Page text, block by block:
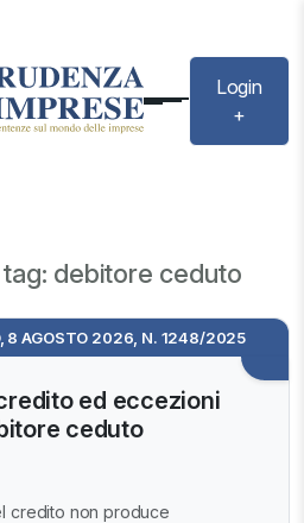
Login
+
debitore ceduto
8 AGOSTO 2026, N. 1248/2025
ed eccezioni
ceduto
credito non produce